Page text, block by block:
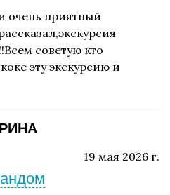
очень приятный
советую кто
эту экскурсию и
19 мая 2026 г.